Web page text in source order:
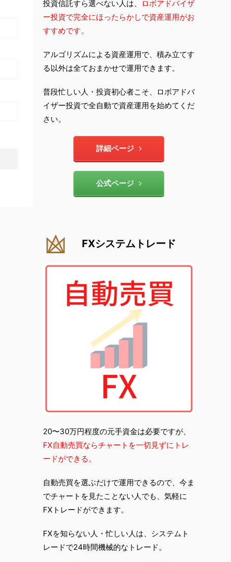
投資信託すら選べない人は、
ロボアドバイザ
ー投資で完全にほったらかしで資産運用がお
すすめです。
アルゴリズムによる資産運用で、積み立てす
る以外は全ておまかせで運用できます。
普段忙しい人・投資初心者こそ、ロボアドバ
イザー投資で全自動で資産運用を始めてくだ
さい。
詳細ページ
公式ページ
FXシステムトレード
20〜30万円程度の元手資金は必要ですが、
FX自動売買ならチャートを一切見ずにトレ
ードができる。
自動売買を選ぶだけで運用できるので、今ま
でチャートを見たことない人でも、気軽に
FXトレードができます。
FXを知らない人・忙しい人は、システムト
レードで24時間機械的なトレード。